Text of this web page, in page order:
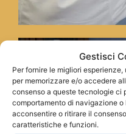
Gestisci
Per fornire le migliori
per memorizzare e/o accedere
consenso a queste tecnologie ci
comportamento di navigazione o
acconsentire o ritirare il
caratteristiche e funzioni.